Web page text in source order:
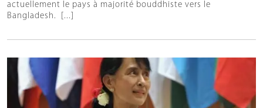
actuellement le pays à majorité bouddhiste vers le
Bangladesh. [...]